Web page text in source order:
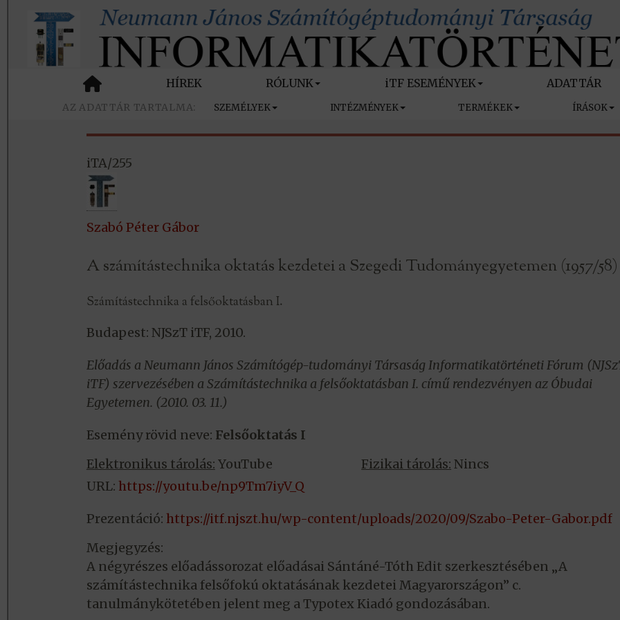
HÍREK RÓLUNK iTF ESEMÉNYEK ADATTÁR
SZEMÉLYEK INTÉZMÉNYEK TERMÉKEK ÍRÁSOK
iTA/255
Szabó Péter Gábor
A számítástechnika oktatás kezdetei a Szegedi Tudományegyetemen (1957/58)
Számítástechnika a felsőoktatásban I.
Budapest: NJSzT iTF, 2010.
Előadás a Neumann János Számítógép-tudományi Társaság Informatikatörténeti Fórum
iTF) szervezésében a Számítástechnika a felsőoktatásban I. című rendezvényen az Óbudai
Egyetemen. (2010. 03. 11.)
Esemény rövid neve: Felsőoktatás I
Elektronikus tárolás: YouTube
URL: https://youtu.be/np9Tm7iyV_Q
Fizikai tárolás: Nincs
Prezentáció: https://itf.njszt.hu/wp-content/uploads/2020/09/Szabo-Peter-Gabor.pdf
Megjegyzés:
A négyrészes előadássorozat előadásai Sántáné-Tóth Edit szerkesztésében „A
számítástechnika felsőfokú oktatásának kezdetei Magyarországon” c.
tanulmánykötetében jelent meg a Typotex Kiadó gondozásában.